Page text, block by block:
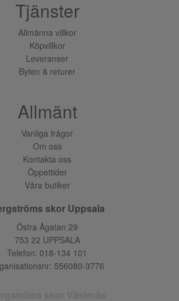
Tjänster
Allmänna villkor
Köpvillkor
Leveranser
Byten & returer
Allmänt
Vanliga frågor
Om oss
Kontakta oss
Öppettider
Våra butiker
skor Uppsala
Östra Ågatan 29
753 22 UPPSALA
Telefon: 018-134 101
556080-3776